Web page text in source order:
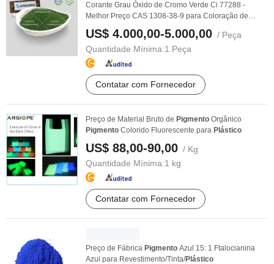
Corante Grau Óxido de Cromo Verde Ci 77288 -
Melhor Preço CAS 1308-38-9 para Coloração de
Plástico
US$ 4.000,00-5.000,00 / Peça
Quantidade Mínima:1 Peça
Contatar com Fornecedor
Preço de Material Bruto de Pigmento Orgânico
Pigmento Colorido Fluorescente para Plástico
US$ 88,00-90,00 / Kg
Quantidade Mínima:1 kg
Contatar com Fornecedor
Preço de Fábrica Pigmento Azul 15: 1 Ftalocianina
Azul para Revestimento/Tinta/Plástico